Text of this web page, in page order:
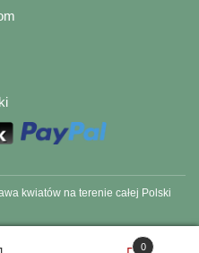
0
kwiatów na terenie całej Polski